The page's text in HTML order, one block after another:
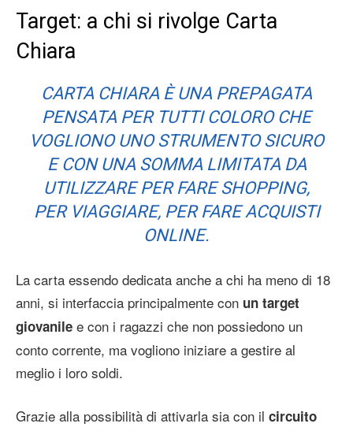
Target: a chi si rivolge Carta
Chiara
CARTA CHIARA È UNA PREPAGATA
PENSATA PER TUTTI COLORO CHE
VOGLIONO UNO STRUMENTO SICURO
E CON UNA SOMMA LIMITATA DA
UTILIZZARE PER FARE SHOPPING,
PER VIAGGIARE, PER FARE ACQUISTI
ONLINE.
La carta essendo dedicata anche a chi ha meno di 18
anni, si interfaccia principalmente con un target
giovanile e con i ragazzi che non possiedono un
conto corrente, ma vogliono iniziare a gestire al
meglio i loro soldi.
Grazie alla possibilità di attivarla sia con il circuito